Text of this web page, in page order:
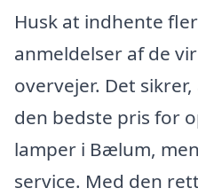
Husk at indhente
anmeldelser af de
overvejer. Det
den bedste pris for
lamper i Bælum,
service. Med den